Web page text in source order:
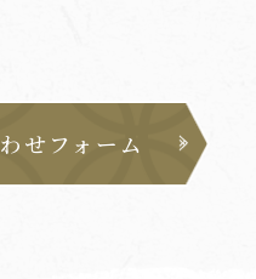
せフォーム